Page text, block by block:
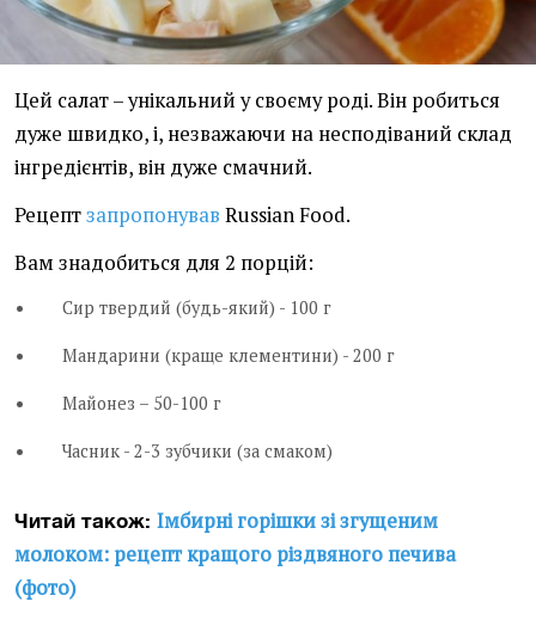
Цей салат – унікальний у своєму роді. Він робиться
дуже швидко, і, незважаючи на несподіваний склад
інгредієнтів, він дуже смачний.
Рецептзапропонував Russian Food.
Вам знадобиться для 2 порцій:
Сир твердий (будь-який) - 100 г
Мандарини (краще клементини) - 200 г
Майонез – 50-100 г
Часник - 2-3 зубчики (за смаком)
Читай також: Імбирні горішки зі згущеним
молоком: рецепт кращого різдвяного печива
(фото)